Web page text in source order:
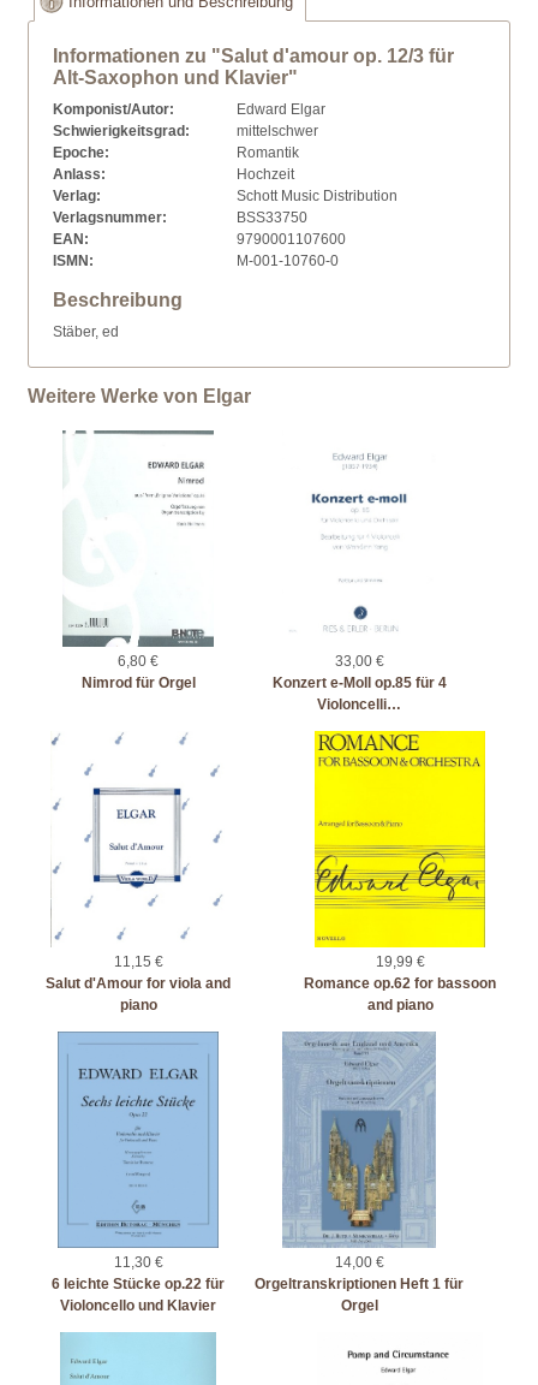
Informationen zu "Salut d'amour op. 12/3 für
Alt-Saxophon und Klavier"
Komponist/Autor:
Edward Elgar
Schwierigkeitsgrad:
mittelschwer
Epoche:
Romantik
Anlass:
Hochzeit
Verlag:
Schott Music Distribution
Verlagsnummer:
BSS33750
EAN:
9790001107600
ISMN:
M-001-10760-0
Beschreibung
Stäber, ed
Weitere Werke von Elgar
6,80 €
Nimrod für Orgel
33,00 €
Konzert e-Moll op.85 für 4
Violoncelli…
11,15 €
Salut d'Amour for viola and
piano
19,99 €
Romance op.62 for bassoon
and piano
11,30 €
6 leichte Stücke op.22 für
Violoncello und Klavier
14,00 €
Orgeltranskriptionen Heft 1 für
Orgel